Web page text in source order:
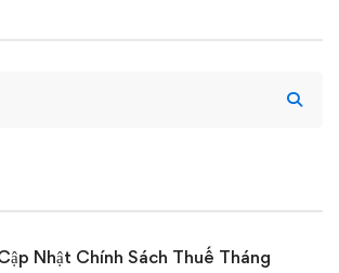
Nhật Chính Sách Thuế Tháng